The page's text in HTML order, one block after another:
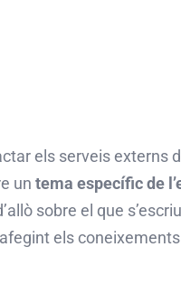
els serveis externs
un tema específic de
sobre el que
els coneixements